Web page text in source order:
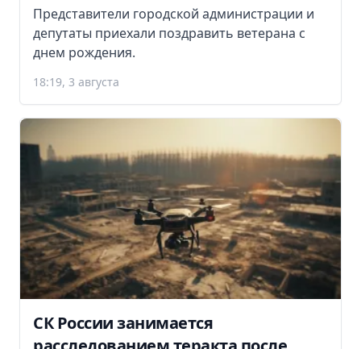
Представители городской администрации и
депутаты приехали поздравить ветерана с
днем рождения.
18:19, 3 августа
СК России занимается